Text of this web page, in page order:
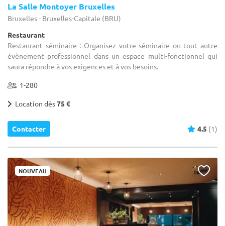
La Salle Montoyer Bruxelles
Bruxelles - Bruxelles-Capitale (BRU)
Restaurant
Restaurant séminaire : Organisez votre séminaire ou tout autre
évènement professionnel dans un espace multi-fonctionnel qui
saura répondre à vos exigences et à vos besoins.
1-280
Location dès75 €
Contacter 4.5 (1)
NOUVEAU